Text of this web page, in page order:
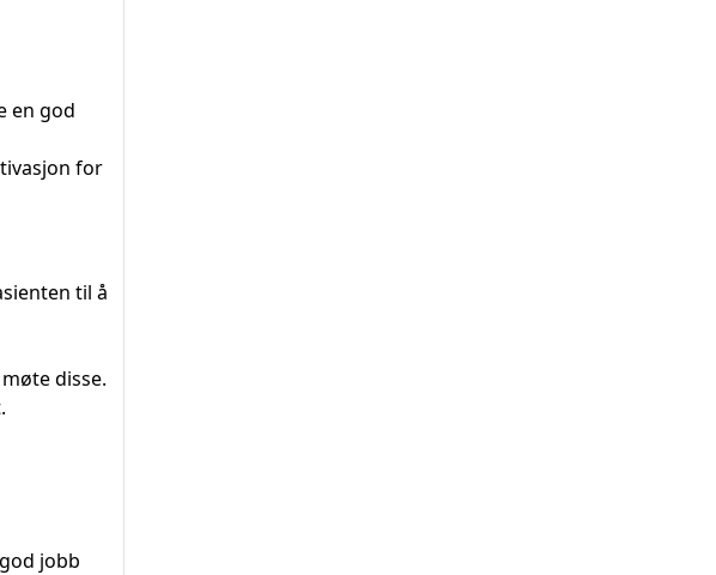
en god
for
til å
disse.
jobb